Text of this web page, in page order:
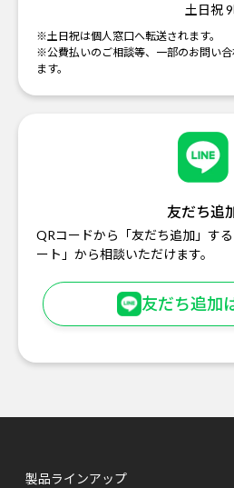
土日祝
※土日祝は個人窓口へ転送されます。
※公費払いのご相談等、一部のお問い
ます。
友だち追
QRコードから「友だち追加」す
ート」から相談いただけます。
友だち追加
製品ラインアップ